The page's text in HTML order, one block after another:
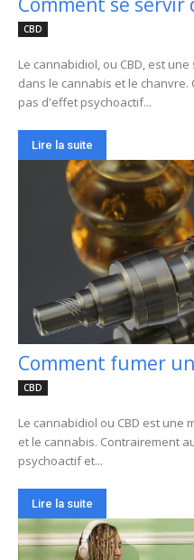
CBD
Le cannabidiol, ou CBD, est
dans le cannabis et le chanvre.
pas d'effet psychoactif...
Lire la suite
Comment fumer
CBD
Le cannabidiol ou CBD est une
et le cannabis. Contrairement au
psychoactif et...
Lire la suite